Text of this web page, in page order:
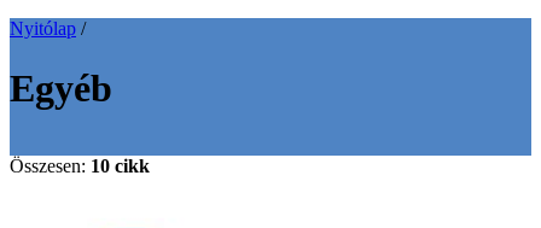
Nyitólap /
Egyéb
Összesen: 10 cikk